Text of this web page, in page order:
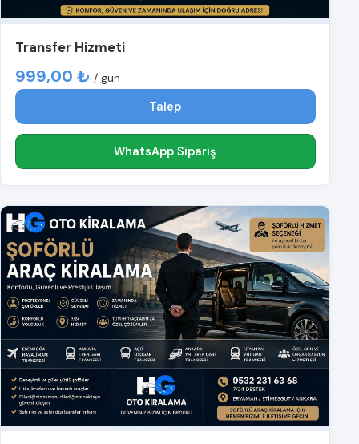
Transfer Hizmeti
999,00 ₺ / gün
Talep
WhatsApp Sipariş